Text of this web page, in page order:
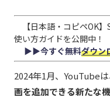
【日本語・コピペOK
使い方ガイドを公開中！
▶︎▶︎今すぐ無料ダウン
2024年1月、YouTube
画を追加できる新たな